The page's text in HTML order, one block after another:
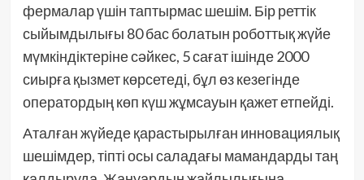
фермалар үшін таптырмас шешім. Бір реттік
сыйымдылығы 80 бас болатын роботтық жүйе
мүмкіндіктеріне сәйкес, 5 сағат ішінде 2000
сиырға қызмет көрсетеді, бұл өз кезегінде
оператордың көп күш жұмсауын қажет етпейді.
Аталған жүйеде қарастырылған инновациялық
шешімдер, тіпті осы саладағы мамандарды таң